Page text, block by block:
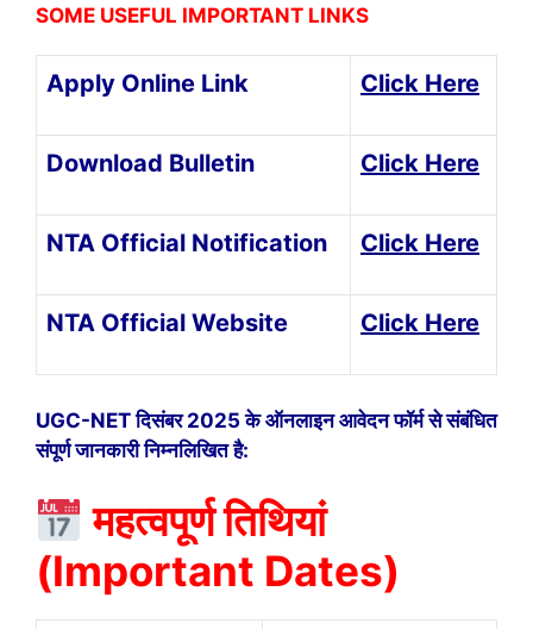
SOME USEFUL IMPORTANT LINKS
Apply Online Link Click Here
Download Bulletin Click Here
NTA Official Notification Click Here
NTA Official Website Click Here
UGC-NET दिसंबर 2025 के ऑनलाइन आवेदन फॉर्म से संबंधित
संपूर्ण जानकारी निम्नलिखित है:
महत्वपूर्ण तिथियां
(Important Dates)